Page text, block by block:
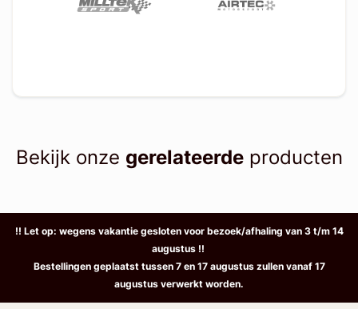
Bekijk onze gerelateerdeproducten
!! Let op: wegens vakantie gesloten voor bezoek/afhaling van 3 t/m 14
augustus !!
Bestellingen geplaatst tussen 7 en 17 augustus zullen vanaf 17
augustus verwerkt worden.